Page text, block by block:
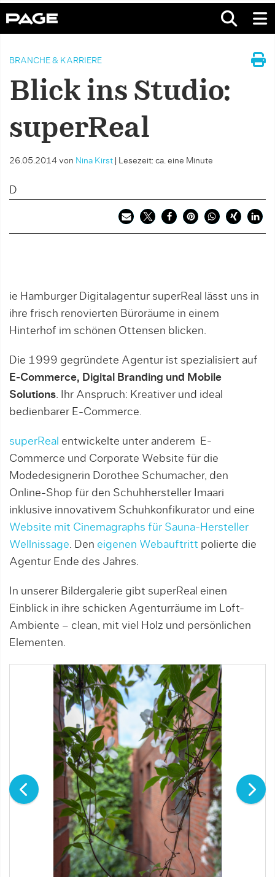
BRANCHE & KARRIERE
Blick ins Studio:
superReal
26.05.2014 von Nina Kirst Lesezeit: ca. eine Minute
D
ie Hamburger Digitalagentur superReal lässt uns in
ihre frisch renovierten Büroräume in einem
Hinterhof im schönen Ottensen blicken.
Die 1999 gegründete Agentur ist spezialisiert auf
E-Commerce, Digital Branding und Mobile
Solutions. Ihr Anspruch: Kreativer und ideal
bedienbarer E-Commerce.
superReal entwickelte unter anderem E-
Commerce und Corporate Website für die
Modedesignerin Dorothee Schumacher, den
Online-Shop für den Schuhhersteller Imaari
inklusive innovativem Schuhkonfikurator und eine
Website mit Cinemagraphs für Sauna-Hersteller
Wellnissage. Den eigenen Webauftritt polierte die
Agentur Ende des Jahres.
In unserer Bildergalerie gibt superReal einen
Einblick in ihre schicken Agenturräume im Loft-
Ambiente – clean, mit viel Holz und persönlichen
Elementen.